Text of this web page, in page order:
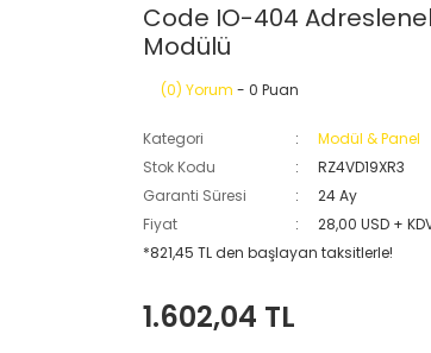
Code IO-404
Modülü
(0) Yorum - 0 Puan
Kategori
Modül & Panel
Stok Kodu
RZ4VD19XR3
Garanti Süresi
24 Ay
Fiyat
28,00 USD +
*821,45 TL den başlayan taksitlerle!
1.602,04 TL